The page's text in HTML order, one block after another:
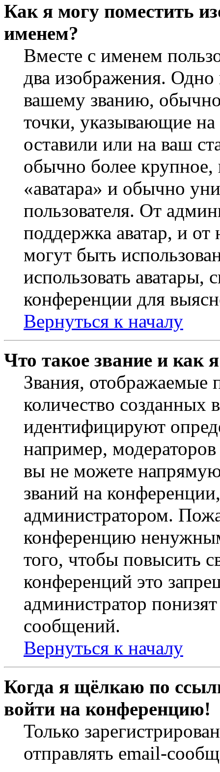
Как я могу поместить
именем?
Вместе с именем
два изображения.
вашему званию, обычно
точки, указывающие
оставили или на ваш
обычно более крупное,
«аватара» и обычно
пользователя. От
поддержка аватар, и от
могут быть
использовать аватары,
конференции для
Вернуться к началу
Что такое звание и как
Звания,
количество
идентифицируют
например,
вы не можете
званий на
администратором.
конференцию
того, чтобы повысить
конференций это
администратор
сообщений.
Вернуться к началу
Когда я щёлкаю по
войти на конференцию!
Только
отправлять email-